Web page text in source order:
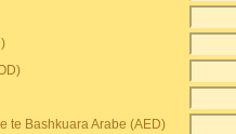
te Bashkuara Arabe (AED)